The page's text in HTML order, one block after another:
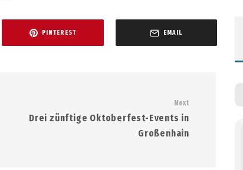
PINTEREST EMAIL
Next
Drei zünftige Oktoberfest-Events in
Großenhain